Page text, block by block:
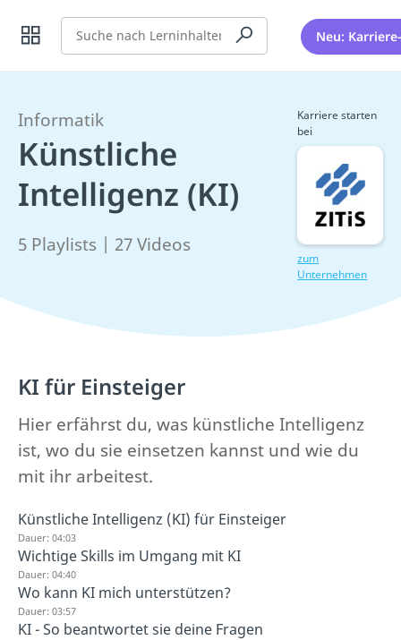
Suche Neu:
Informatik
Künstliche
Intelligenz (KI)
5 Playlists | 27 Videos
Karriere starten
bei
zum
Unternehmen
KI für Einsteiger
Hier erfährst du, was künstliche Intelligenz
ist, wo du sie einsetzen kannst und wie du
mit ihr arbeitest.
Künstliche Intelligenz (KI) für Einsteiger
Dauer: 04:03
Wichtige Skills im Umgang mit KI
Dauer: 04:40
Wo kann KI mich unterstützen?
Dauer: 03:57
KI - So beantwortet sie deine Fragen